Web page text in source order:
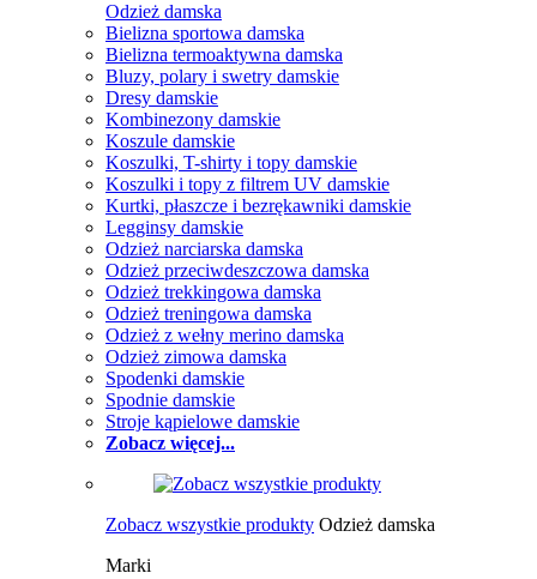
Odzież damska
Bielizna sportowa damska
Bielizna termoaktywna damska
Bluzy, polary i swetry damskie
Dresy damskie
Kombinezony damskie
Koszule damskie
Koszulki, T-shirty i topy damskie
Koszulki i topy z filtrem UV damskie
Kurtki, płaszcze i bezrękawniki damskie
Legginsy damskie
Odzież narciarska damska
Odzież przeciwdeszczowa damska
Odzież trekkingowa damska
Odzież treningowa damska
Odzież z wełny merino damska
Odzież zimowa damska
Spodenki damskie
Spodnie damskie
Stroje kąpielowe damskie
Zobacz więcej...
Zobacz wszystkie produkty Odzież damska
Marki